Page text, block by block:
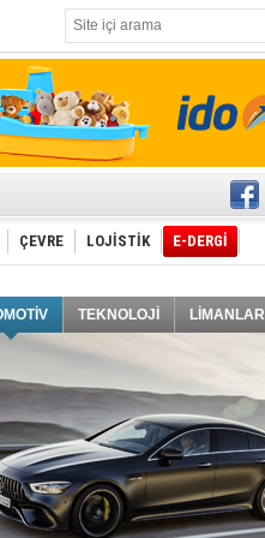
edecek
ÇEVRE LOJİSTİK E-DERGİ
TEKNOLOJİ LİMANLAR